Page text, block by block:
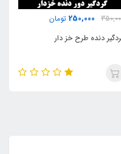
650,000
500,000 تومان
سراگزوز اسپرت کد219